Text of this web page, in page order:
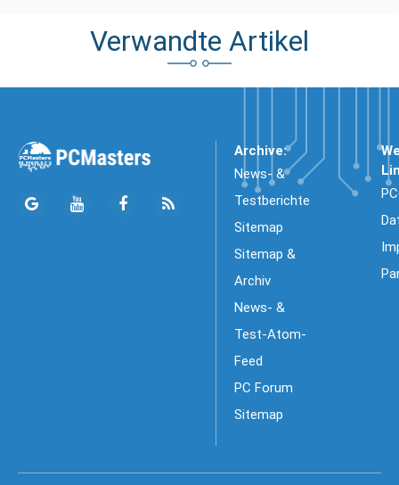
Verwandte Artikel
Archive:
News- &
Testberichte
Sitemap
Sitemap &
Archiv
News- &
Test-Atom-
Feed
PC Forum
Sitemap